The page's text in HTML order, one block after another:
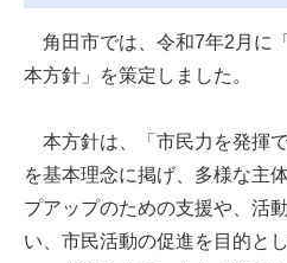
角田市では、令和7年2月に
本方針」を策定しました。
本方針は、「市民力を発揮
を基本理念に掲げ、多様な主
プアップのための支援や、活
い、市民活動の促進を目的と